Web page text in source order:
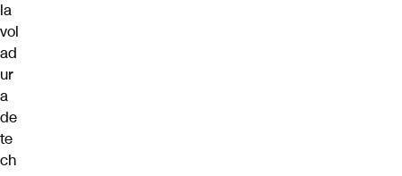
la
vol
ad
ur
a
de
te
ch